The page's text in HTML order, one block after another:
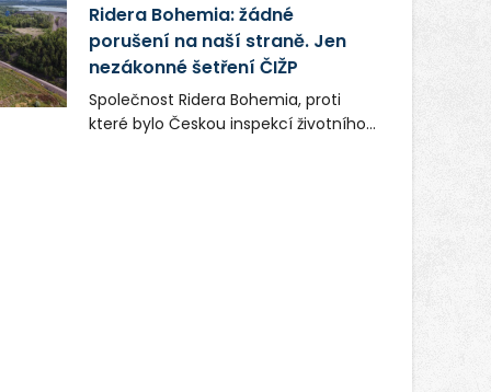
společnost Dang Investment Group
s.r.o. investuje do projektu přes 50
milionů korun. Cílem je přinést
Ostravě dva špičkové gastronomické
koncepty, které v regionu dosud
chyběly, luxusní středomořskou
Ridera Bohemia: žádné
porušení na naší straně. Jen
nezákonné šetření ČIŽP
Společnost Ridera Bohemia, proti
které bylo Českou inspekcí životního